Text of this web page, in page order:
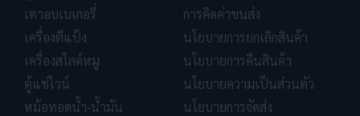
เตาอบเบเกอรี่
เครื่องตีแป้ง
เครื่องสไลด์หมู
ตู้แช่ไวน์
หม้อทอดน้ำ-น้ำมัน
การคิดค่าขนส่ง
นโยบายการยกเลิกสินค้า
นโยบายการคืนสินค้า
นโยบายความเป็นส่วนตัว
นโยบายการจัดส่ง